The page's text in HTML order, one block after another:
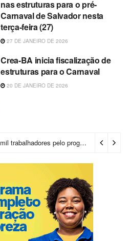
nas estruturas para o pré-
Carnaval de Salvador nesta
terça-feira (27)
27 DE JANEIRO DE 2026
Crea-BA inicia fiscalização de
estruturas para o Carnaval
20 DE JANEIRO DE 2026
Prefeitura certifica 4,6 mil trabalhadores pelo programa Treinar para Empregar e realiza Feirão de Empregabilidade